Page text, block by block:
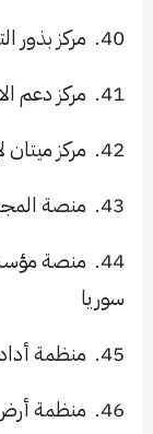
40. مركز بذور
41. مركز دعم
42. مركز
43. منصة
44. منصة
سوريا
45. منظمة
46. منظمة